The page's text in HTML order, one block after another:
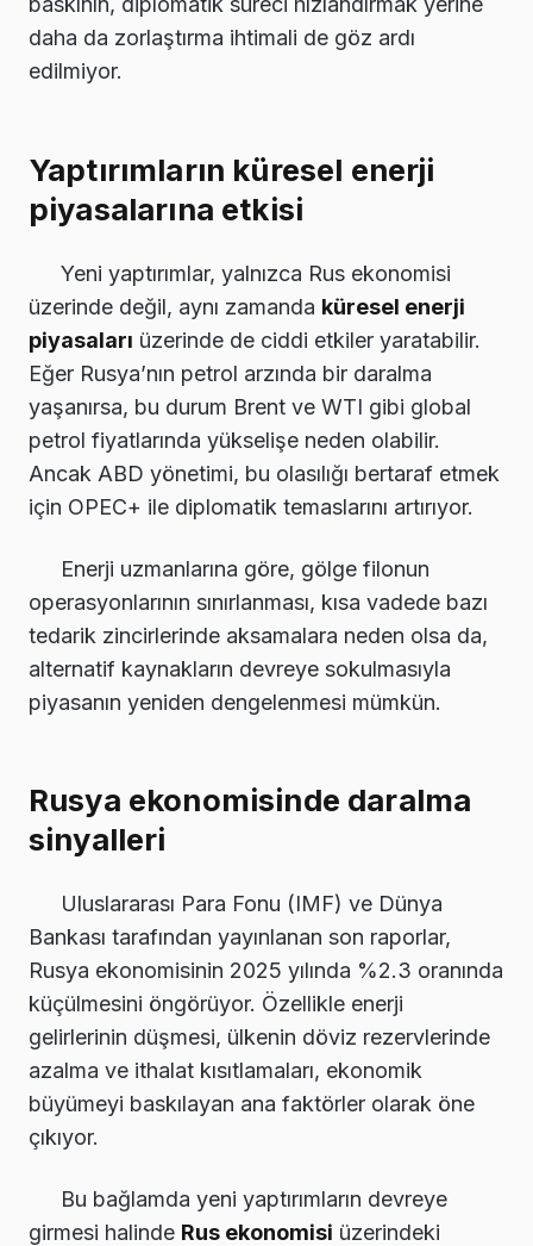
daha da zorlaştırma ihtimali de göz ardı
edilmiyor.
Yaptırımların küresel enerji
piyasalarına etkisi
Yeni yaptırımlar, yalnızca Rus ekonomisi
üzerinde değil, aynı zamanda küresel enerji
piyasaları üzerinde de ciddi etkiler yaratabilir.
Eğer Rusya’nın petrol arzında bir daralma
yaşanırsa, bu durum Brent ve WTI gibi global
petrol fiyatlarında yükselişe neden olabilir.
Ancak ABD yönetimi, bu olasılığı bertaraf etmek
için OPEC+ ile diplomatik temaslarını artırıyor.
Enerji uzmanlarına göre, gölge filonun
operasyonlarının sınırlanması, kısa vadede bazı
tedarik zincirlerinde aksamalara neden olsa da,
alternatif kaynakların devreye sokulmasıyla
piyasanın yeniden dengelenmesi mümkün.
Rusya ekonomisinde daralma
sinyalleri
Uluslararası Para Fonu (IMF) ve Dünya
Bankası tarafından yayınlanan son raporlar,
Rusya ekonomisinin 2025 yılında %2.3 oranında
küçülmesini öngörüyor. Özellikle enerji
gelirlerinin düşmesi, ülkenin döviz rezervlerinde
azalma ve ithalat kısıtlamaları, ekonomik
büyümeyi baskılayan ana faktörler olarak öne
çıkıyor.
Bu bağlamda yeni yaptırımların devreye
girmesi halinde Rus ekonomisi üzerindeki